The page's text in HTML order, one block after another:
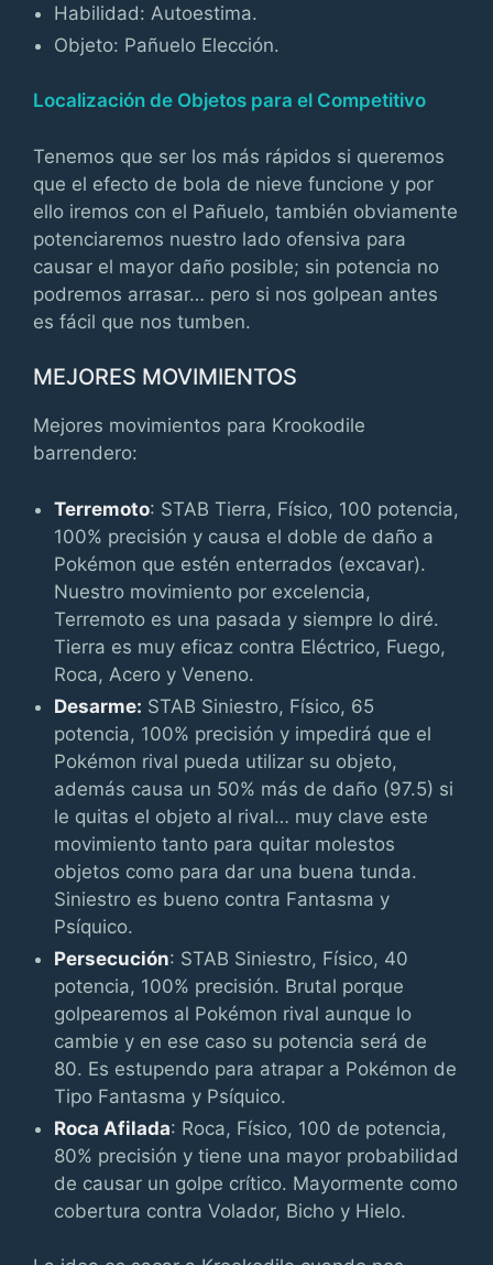
Habilidad: Autoestima.
Objeto: Pañuelo Elección.
Localización de Objetos para el Competitivo
Tenemos que ser los más rápidos si queremos
que el efecto de bola de nieve funcione y por
ello iremos con el Pañuelo, también obviamente
potenciaremos nuestro lado ofensiva para
causar el mayor daño posible; sin potencia no
podremos arrasar… pero si nos golpean antes
es fácil que nos tumben.
MEJORES MOVIMIENTOS
Mejores movimientos para Krookodile
barrendero:
Terremoto: STAB Tierra, Físico, 100 potencia,
100% precisión y causa el doble de daño a
Pokémon que estén enterrados (excavar).
Nuestro movimiento por excelencia,
Terremoto es una pasada y siempre lo diré.
Tierra es muy eficaz contra Eléctrico, Fuego,
Roca, Acero y Veneno.
Desarme: STAB Siniestro, Físico, 65
potencia, 100% precisión y impedirá que el
Pokémon rival pueda utilizar su objeto,
además causa un 50% más de daño (97.5) si
le quitas el objeto al rival… muy clave este
movimiento tanto para quitar molestos
objetos como para dar una buena tunda.
Siniestro es bueno contra Fantasma y
Psíquico.
Persecución: STAB Siniestro, Físico, 40
potencia, 100% precisión. Brutal porque
golpearemos al Pokémon rival aunque lo
cambie y en ese caso su potencia será de
80. Es estupendo para atrapar a Pokémon de
Tipo Fantasma y Psíquico.
Roca Afilada: Roca, Físico, 100 de potencia,
80% precisión y tiene una mayor probabilidad
de causar un golpe crítico. Mayormente como
cobertura contra Volador, Bicho y Hielo.